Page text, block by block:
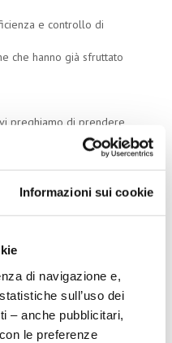
Informazioni sui cookie
di navigazione e,
sull’uso dei
– anche pubblicitari,
le preferenze
e controllo di
che hanno già sfruttato
preghiamo di prendere
tramite il seguentelink
mail di conferma tramite